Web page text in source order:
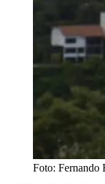
Foto: Fernando